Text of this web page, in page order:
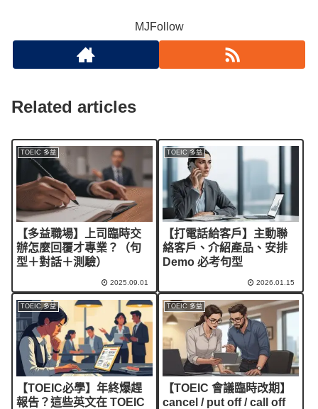
MJFollow
Related articles
TOEIC 多益
【多益職場】上司臨時交
辦怎麼回覆才專業？（句
型＋對話＋測驗）
2025.09.01
TOEIC 多益
【打電話給客戶】主動聯
絡客戶、介紹產品、安排
Demo 必考句型
2026.01.15
TOEIC 多益
【TOEIC必學】年終爆趕
報告？這些英文在 TOEIC
TOEIC 多益
【TOEIC 會議臨時改期】
cancel / put off / call off